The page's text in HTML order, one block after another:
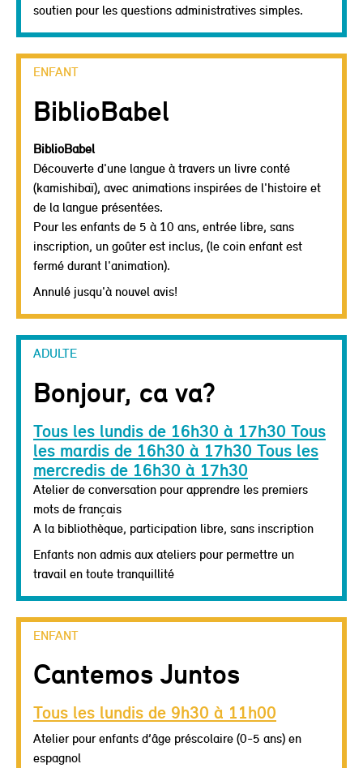
soutien pour les questions administratives simples.
ENFANT
BiblioBabel
BiblioBabel
Découverte d'une langue à travers un livre conté
(kamishibaï), avec animations inspirées de l'histoire et
de la langue présentées.
Pour les enfants de 5 à 10 ans, entrée libre, sans
inscription, un goûter est inclus, (le coin enfant est
fermé durant l'animation).
Annulé jusqu'à nouvel avis!
ADULTE
Bonjour, ca va?
Tous les lundis de 16h30 à 17h30 Tous
les mardis de 16h30 à 17h30 Tous les
mercredis de 16h30 à 17h30
Atelier de conversation pour apprendre les premiers
mots de français
A la bibliothèque, participation libre, sans inscription
Enfants non admis aux ateliers pour permettre un
travail en toute tranquillité
ENFANT
Cantemos Juntos
Tous les lundis de 9h30 à 11h00
Atelier pour enfants d’âge préscolaire (0-5 ans) en
espagnol